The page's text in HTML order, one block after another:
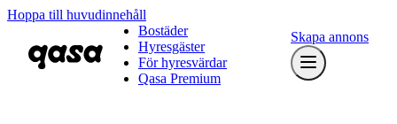
Hoppa till huvudinnehåll
Bostäder
Hyresgäster
För hyresvärdar
Qasa Premium
Skapa annons